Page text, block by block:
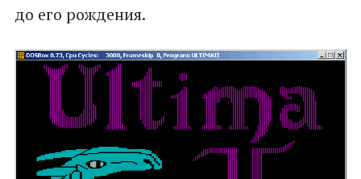
до его рождения.